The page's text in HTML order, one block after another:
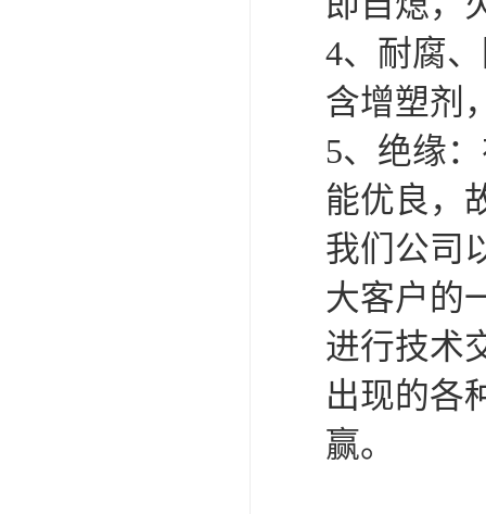
4、耐腐
含增塑剂
5、绝缘
能优良，
我们公司
大客户的
进行技术
出现的各
赢。